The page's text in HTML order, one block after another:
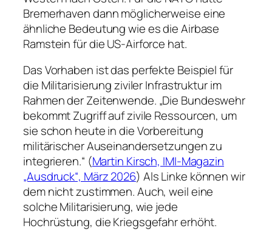
Bremerhaven dann möglicherweise eine
ähnliche Bedeutung wie es die Airbase
Ramstein für die US-Airforce hat.
Das Vorhaben ist das perfekte Beispiel für
die Militarisierung ziviler Infrastruktur im
Rahmen der Zeitenwende. „Die Bundeswehr
bekommt Zugriff auf zivile Ressourcen, um
sie schon heute in die Vorbereitung
militärischer Auseinandersetzungen zu
integrieren.“ (Martin Kirsch, IMI-Magazin
„Ausdruck“, März 2026) Als Linke können wir
dem nicht zustimmen. Auch, weil eine
solche Militarisierung, wie jede
Hochrüstung, die Kriegsgefahr erhöht.